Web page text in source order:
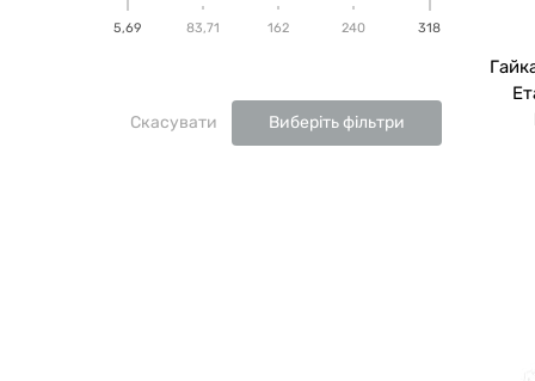
5,69 83,71 162 240 318
Скасувати Виберіть фільтри